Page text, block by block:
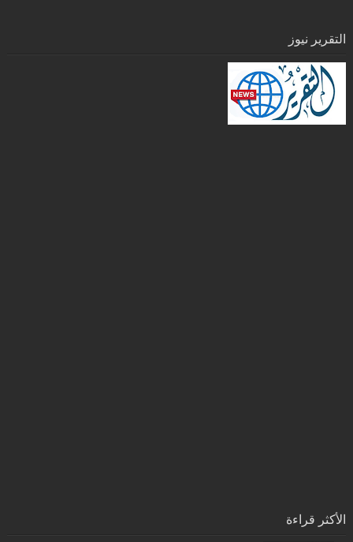
التقرير نيوز
الأكثر قراءة